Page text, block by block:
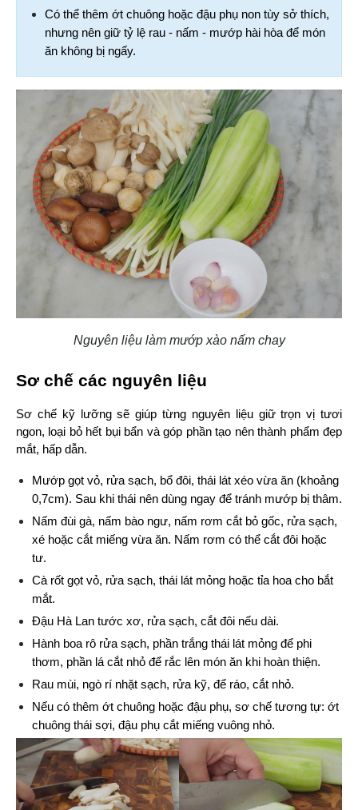
Có thể thêm ớt chuông hoặc đậu phụ non tùy sở thích,
nhưng nên giữ tỷ lệ rau - nấm - mướp hài hòa để món
ăn không bị ngấy.
Nguyên liệu làm mướp xào nấm chay
Sơ chế các nguyên liệu
Sơ chế kỹ lưỡng sẽ giúp từng nguyên liệu giữ trọn vị tươi
ngon, loại bỏ hết bụi bẩn và góp phần tạo nên thành phẩm đẹp
mắt, hấp dẫn.
Mướp gọt vỏ, rửa sạch, bổ đôi, thái lát xéo vừa ăn (khoảng
0,7cm). Sau khi thái nên dùng ngay để tránh mướp bị thâm.
Nấm đùi gà, nấm bào ngư, nấm rơm cắt bỏ gốc, rửa sạch,
xé hoặc cắt miếng vừa ăn. Nấm rơm có thể cắt đôi hoặc
tư.
Cà rốt gọt vỏ, rửa sạch, thái lát mỏng hoặc tỉa hoa cho bắt
mắt.
Đậu Hà Lan tước xơ, rửa sạch, cắt đôi nếu dài.
Hành boa rô rửa sạch, phần trắng thái lát mỏng để phi
thơm, phần lá cắt nhỏ để rắc lên món ăn khi hoàn thiện.
Rau mùi, ngò rí nhặt sạch, rửa kỹ, để ráo, cắt nhỏ.
Nếu có thêm ớt chuông hoặc đậu phụ, sơ chế tương tự: ớt
chuông thái sợi, đậu phụ cắt miếng vuông nhỏ.